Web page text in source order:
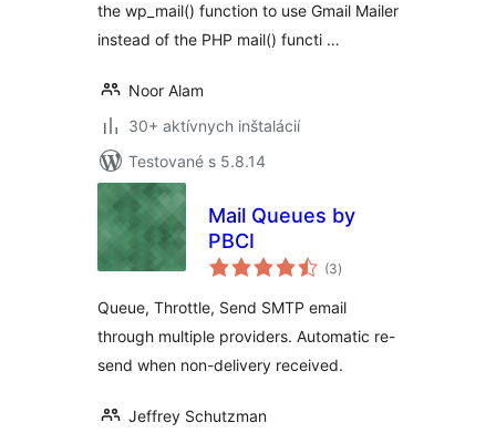
the wp_mail() function to use Gmail Mailer
instead of the PHP mail() functi …
Noor Alam
30+ aktívnych inštalácií
Testované s 5.8.14
Mail Queues by
PBCI
(3celkové
hodnotenie
)
Queue, Throttle, Send SMTP email
through multiple providers. Automatic re-
send when non-delivery received.
Jeffrey Schutzman